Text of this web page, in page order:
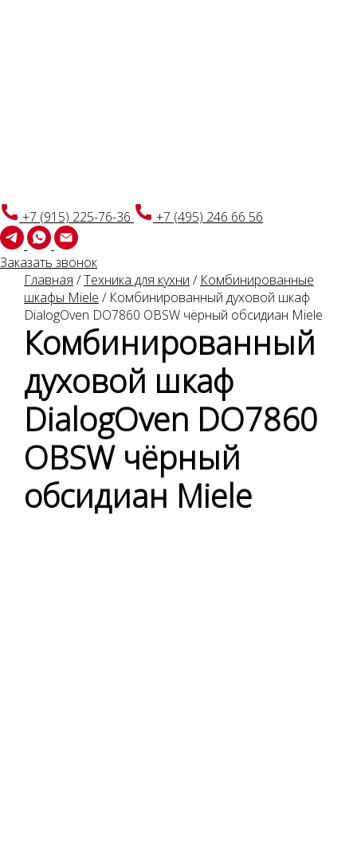
+7 (915) 225-76-36 +7 (495) 246 66 56
Заказать звонок
Главная /Техника для кухни / Комбинированные
шкафы Miele / Комбинированный духовой шкаф
DialogOven DO7860 OBSW чёрный обсидиан Miele
Комбинированный
духовой шкаф
DialogOven DO7860
OBSW чёрный
обсидиан Miele